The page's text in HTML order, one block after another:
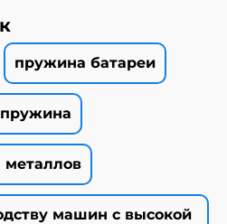
пружина батареи
металлов
машин с высокой